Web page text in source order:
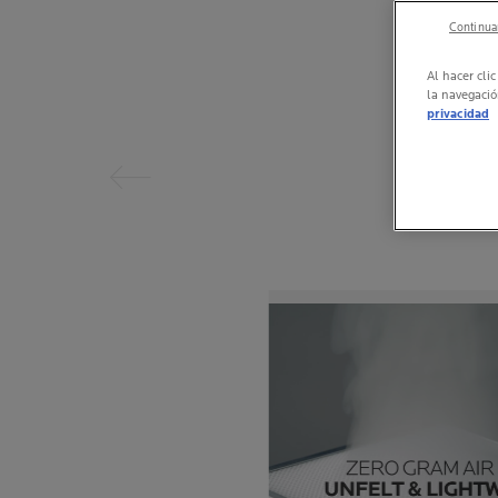
Al hacer clic
la
privacidad